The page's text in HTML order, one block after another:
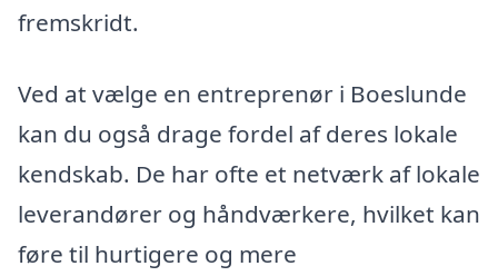
fremskridt.
Ved at vælge en entreprenør i Boeslunde
kan du også drage fordel af deres lokale
kendskab. De har ofte et netværk af lokale
leverandører og håndværkere, hvilket kan
føre til hurtigere og mere